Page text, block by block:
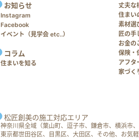
お知らせ
Instagram
Facebook
イベント（見学会 etc..）
コラム
住まいを知る
丈夫な
住まい
素材選
匠の手
お金の
保険・
アフタ
家づく
松匠創美の施工対応エリア
神奈川県全域（葉山町、逗子市、鎌倉市、横浜市
東京都世田谷区、目黒区、大田区、その他、お気